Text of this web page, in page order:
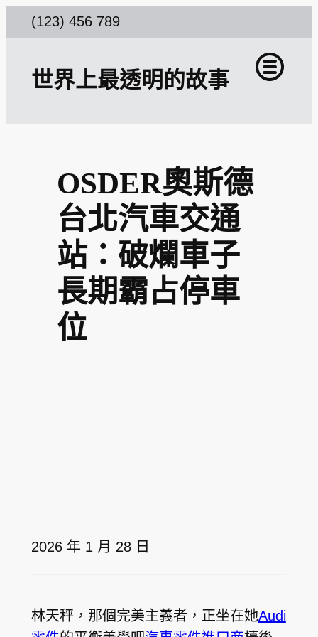
至
(123) 456 789
世界上最透明的故事
OSDER奧斯德
台北汽車交通
站：破爛車子
長期霸占停車
位
2026 年 1 月 28 日
林天秤，那個完美主義者，正坐在她Audi